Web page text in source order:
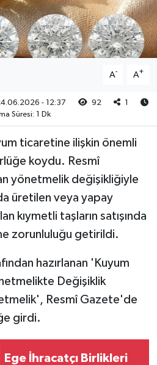
A- A+
- 12:37 92
1
Süresi: 1 Dk
ticaretine ilişkin önemli
koydu. Resmî
yönetmelik değişikliğiyle
üretilen veya yapay
kıymetli taşların satışında
zorunluluğu getirildi.
hazırlanan 'Kuyum
Değişiklik
Resmî Gazete'de
girdi.
Ege İhracatçı Birlikleri